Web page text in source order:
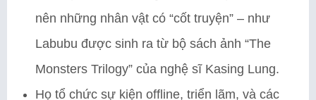
nên những nhân vật có “cốt truyện” – như
Labubu được sinh ra từ bộ sách ảnh “The
Monsters Trilogy” của nghệ sĩ Kasing Lung.
Họ tổ chức sự kiện offline, triển lãm, và các